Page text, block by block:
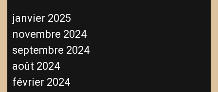
janvier 2025
novembre 2024
septembre 2024
août 2024
février 2024